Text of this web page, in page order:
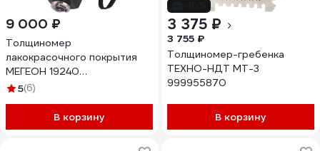
9 000 ₽
Толщиномер
лакокрасочного покрытия
МЕГЕОН 19240
к0000036232
5(6)
В корзину
3 375 ₽
3 755 ₽
Толщиномер-гребенка
ТЕХНО-НДТ МТ-3
999955870
В корзину